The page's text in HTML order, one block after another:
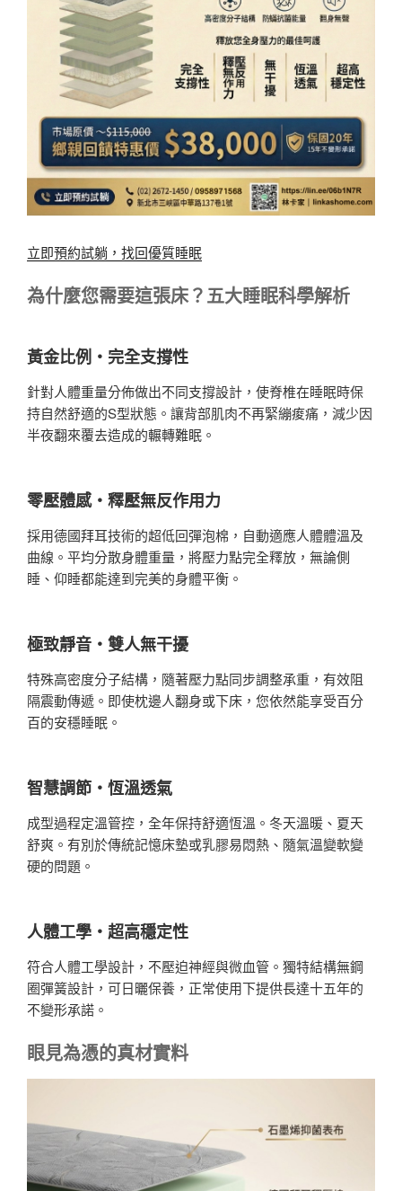
立即預約試躺，找回優質睡眠
為什麼您需要這張床？五大睡眠科學解析
黃金比例・完全支撐性
針對人體重量分佈做出不同支撐設計，使脊椎在睡眠時保
持自然舒適的S型狀態。讓背部肌肉不再緊繃痠痛，減少因
半夜翻來覆去造成的輾轉難眠。
零壓體感・釋壓無反作用力
採用德國拜耳技術的超低回彈泡棉，自動適應人體體溫及
曲線。平均分散身體重量，將壓力點完全釋放，無論側
睡、仰睡都能達到完美的身體平衡。
極致靜音・雙人無干擾
特殊高密度分子結構，隨著壓力點同步調整承重，有效阻
隔震動傳遞。即使枕邊人翻身或下床，您依然能享受百分
百的安穩睡眠。
智慧調節・恆溫透氣
成型過程定溫管控，全年保持舒適恆溫。冬天溫暖、夏天
舒爽。有別於傳統記憶床墊或乳膠易悶熱、隨氣溫變軟變
硬的問題。
人體工學・超高穩定性
符合人體工學設計，不壓迫神經與微血管。獨特結構無鋼
圈彈簧設計，可日曬保養，正常使用下提供長達十五年的
不變形承諾。
眼見為憑的真材實料